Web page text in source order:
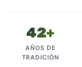
42+
AÑOS DE
TRADICIÓN